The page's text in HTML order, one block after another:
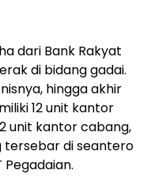
dari Bank Rakyat
di bidang gadai.
hingga akhir
12 unit kantor
unit kantor cabang,
tersebar di seantero
Pegadaian.